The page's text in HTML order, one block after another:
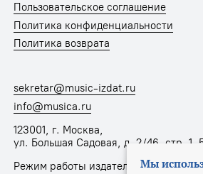
Пользовательское соглашение
Политика конфиденциальности
Политика возврата
sekretar@music-izdat.ru
info@musica.ru
123001, г. Москва,
ул. Большая Садовая, д. 2/46, стр. 1,
Режим работы издательства:
Мы